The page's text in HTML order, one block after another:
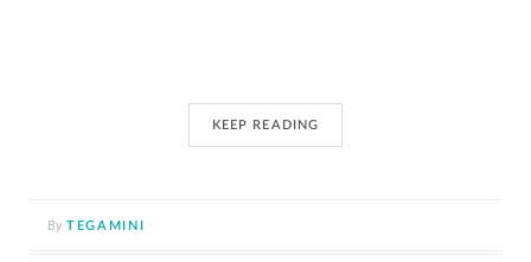
KEEP READING
By TEGAMINI